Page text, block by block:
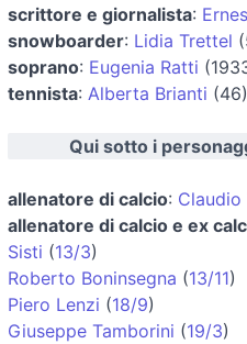
scrittore e giornalista:
snowboarder: Lidia Trettel
soprano: Eugenia Ratti
tennista: Alberta Brianti (46)
Qui sotto i
allenatore di calcio: Claudio
allenatore di calcio e ex
Sisti (13/3)
Roberto Boninsegna (13/11)
Piero Lenzi (18/9)
Giuseppe Tamborini (19/3)